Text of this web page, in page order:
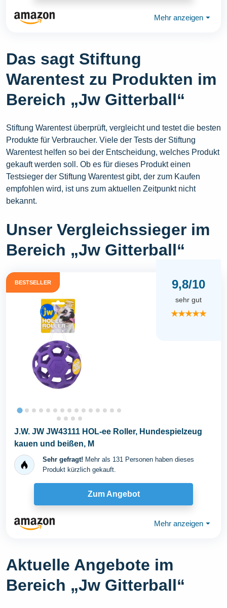
Mehr anzeigen ⏷
Das sagt Stiftung
Warentest zu Produkten im
Bereich „Jw Gitterball“
Stiftung Warentest überprüft, vergleicht und testet die besten
Produkte für Verbraucher. Viele der Tests der Stiftung
Warentest helfen so bei der Entscheidung, welches Produkt
gekauft werden soll. Ob es für dieses Produkt einen
Testsieger der Stiftung Warentest gibt, der zum Kaufen
empfohlen wird, ist uns zum aktuellen Zeitpunkt nicht
bekannt.
Unser Vergleichssieger im
Bereich „Jw Gitterball“
BESTSELLER 9,8/10
sehr gut
★★★★★
J.W. JW JW43111 HOL-ee Roller, Hundespielzeug
kauen und beißen, M
Sehr gefragt! Mehr als 131 Personen haben dieses
Produkt kürzlich gekauft.
Zum Angebot
Mehr anzeigen ⏷
Aktuelle Angebote im
Bereich „Jw Gitterball“